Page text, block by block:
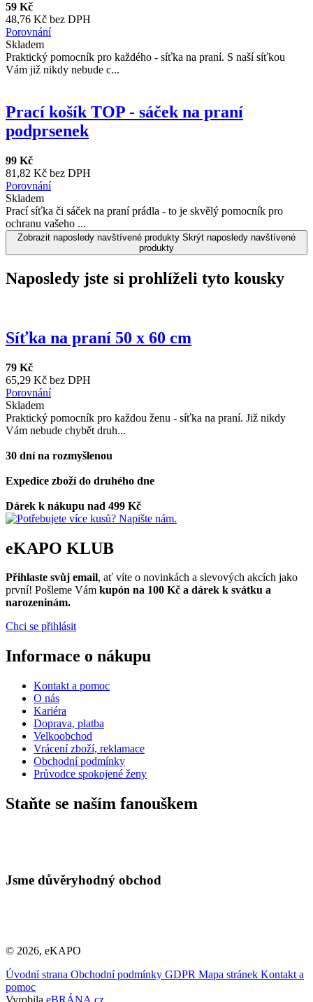
59 Kč
48,76 Kč bez DPH
Porovnání
Skladem
Praktický pomocník pro každého - síťka na praní. S naší síťkou
Vám již nikdy nebude c...
Prací košík TOP - sáček na praní
podprsenek
99 Kč
81,82 Kč bez DPH
Porovnání
Skladem
Prací síťka či sáček na praní prádla - to je skvělý pomocník pro
ochranu vašeho ...
Zobrazit naposledy navštívené produkty Skrýt naposledy navštívené
produkty
Naposledy jste si prohlíželi tyto kousky
Síťka na praní 50 x 60 cm
79 Kč
65,29 Kč bez DPH
Porovnání
Skladem
Praktický pomocník pro každou ženu - síťka na praní. Již nikdy
Vám nebude chybět druh...
30 dní na rozmyšlenou
Expedice zboží do druhého dne
Dárek k nákupu nad 499 Kč
eKAPO KLUB
Přihlaste svůj email, ať víte o novinkách a slevových akcích jako
první! Pošleme Vám kupón na 100 Kč a dárek k svátku a
narozeninám.
Chci se přihlásit
Informace o nákupu
Kontakt a pomoc
O nás
Kariéra
Doprava, platba
Velkoobchod
Vrácení zboží, reklamace
Obchodní podmínky
Průvodce spokojené ženy
Staňte se naším fanouškem
Jsme důvěryhodný obchod
© 2026, eKAPO
Úvodní strana Obchodní podmínky GDPR Mapa stránek Kontakt a
pomoc
Vyrobila eBRÁNA.cz